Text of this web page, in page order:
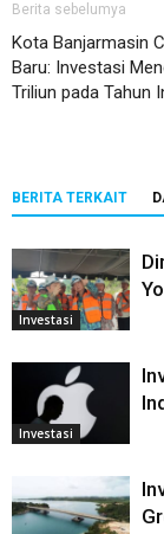
Berita sebelumya
Kota Banjarmasin
Baru: Investasi
Triliun pada Tahun
BERITA TERKAIT
Investasi
Investasi